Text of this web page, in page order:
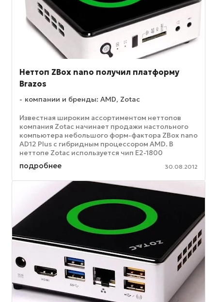
Неттоп ZBox nano получил платформу
Brazos
компании и бренды: AMD, Zotac
Известная широким ассортиментом неттопов
компания Zotac начинает продажи настольного
компьютера небольшого форм-фактора ZBox nano
AD12 Plus с гибридным процессором AMD. В
неттопе Zotac используется чип E2-1800
(платформа Brazos 2.0), который имеет ...
подробнее 30.08.2012